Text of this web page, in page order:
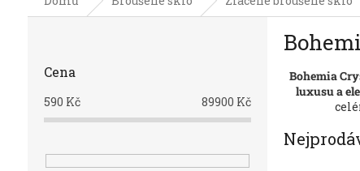
Cena
590 Kč 89900 Kč
Bohemia
luxusu a